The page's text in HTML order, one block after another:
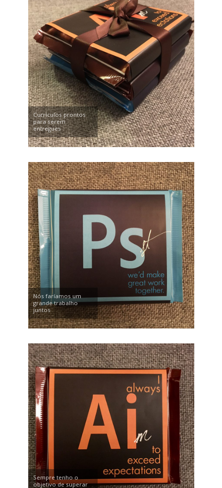
Currículos prontos
para serem
entregues
Nós faríamos um
grande trabalho
juntos
Sempre tenho o
objetivo de superar